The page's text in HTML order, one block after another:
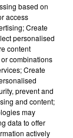
based on
access
Create
personalised
content
combinations
Create
prevent and
and content;
may
data to offer
actively